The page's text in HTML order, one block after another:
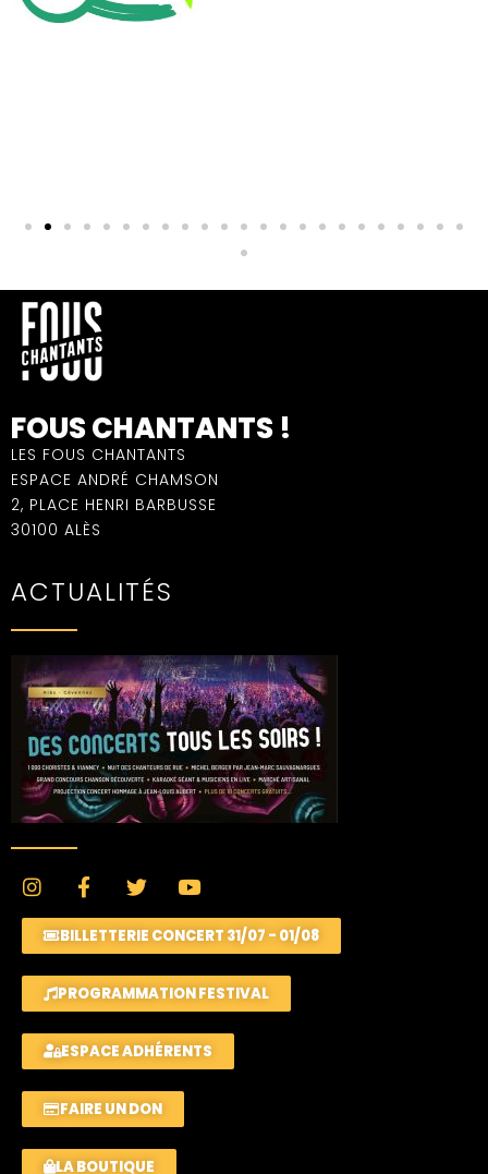
FOUS CHANTANTS !
LES FOUS CHANTANTS
ESPACE ANDRÉ CHAMSON
2, PLACE HENRI BARBUSSE
30100 ALÈS
ACTUALITÉS
BILLETTERIE CONCERT 31/07 - 01/08
PROGRAMMATION FESTIVAL
ESPACE ADHÉRENTS
FAIRE UN DON
LA BOUTIQUE